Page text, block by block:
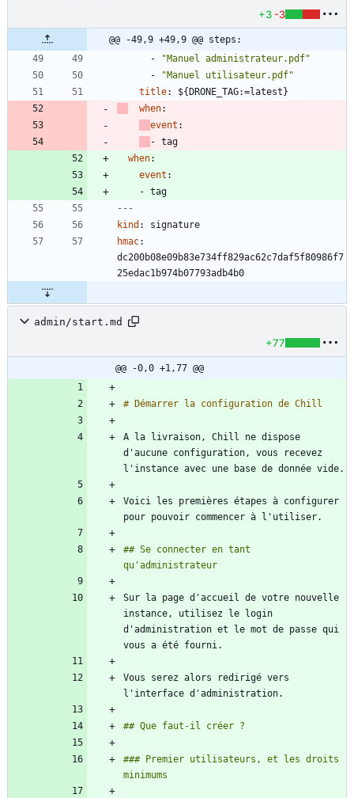
+3 -3
@@ -49,9 +49,9 @@ steps:
-
"Manuel administrateur.pdf"
-
"Manuel utilisateur.pdf"
title:
${DRONE_TAG:=latest}
when:
event :
- tag
when:
event :
- tag
---
kind :
signature
hmac:
dc200b08e09b83e734ff829ac62c7daf5f80986f7
25edac1b974b07793adb4b0
admin/start.md
+77
@@ -0,0 +1,77 @@
A la livraison, Chill ne dispose
d'aucune configuration, vous recevez
Voici les premières étapes à configurer
## Se connecter en tant
Sur la page d'accueil de votre nouvelle
instance, utilisez le login
d'administration et le mot de passe qui
Vous serez alors redirigé vers
### Premier utilisateurs, et les droits